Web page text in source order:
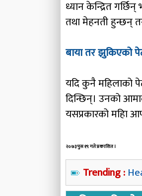
ध्यान केन्द्रित
तथा मेहनती हुन्छन्
बाया तर झुकिएको
यदि कुनै महिलाको
दिन्छिन्। उनको
यसप्रकारको महिा
२०७३ पुस १९ गते प्रकाशित ।
Trending :